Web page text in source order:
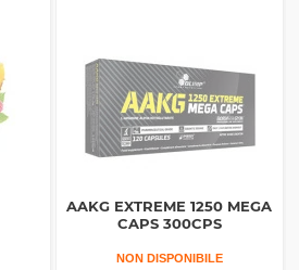
AAKG EXTREME 1250 MEGA
CAPS 300CPS
NON DISPONIBILE